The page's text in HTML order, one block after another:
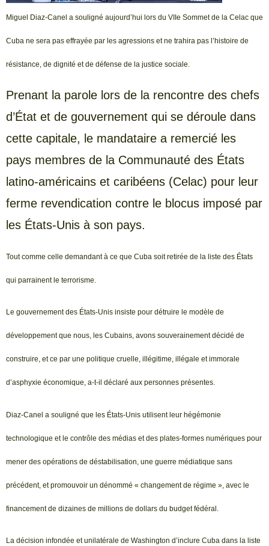
Miguel Diaz-Canel a souligné aujourd’hui lors du VIIe Sommet de la Celac que
Cuba ne sera pas effrayée par les agressions et ne trahira pas l’histoire de
résistance, de dignité et de défense de la justice sociale.
Prenant la parole lors de la rencontre des chefs
d’État et de gouvernement qui se déroule dans
cette capitale, le mandataire a remercié les
pays membres de la Communauté des États
latino-américains et caribéens (Celac) pour leur
ferme revendication contre le blocus imposé par
les États-Unis à son pays.
Tout comme celle demandant à ce que Cuba soit retirée de la liste des États
qui parrainent le terrorisme.
Le gouvernement des États-Unis insiste pour détruire le modèle de
développement que nous, les Cubains, avons souverainement décidé de
construire, et ce par une politique cruelle, illégitime, illégale et immorale
d’asphyxie économique, a-t-il déclaré aux personnes présentes.
Diaz-Canel a souligné que les États-Unis utilisent leur hégémonie
technologique et le contrôle des médias et des plates-formes numériques pour
mener des opérations de déstabilisation, une guerre médiatique sans
précédent, et promouvoir un dénommé « changement de régime », avec le
financement de dizaines de millions de dollars du budget fédéral.
La décision infondée et unilatérale de Washington d’inclure Cuba dans la liste